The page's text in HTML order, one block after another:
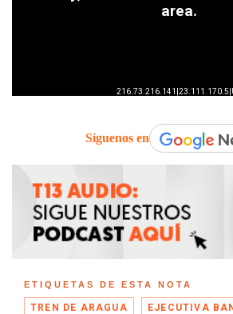
Síguenos en
ETIQUETAS DE ESTA NOTA
TREN DE ARAGUA EJECUTIVA